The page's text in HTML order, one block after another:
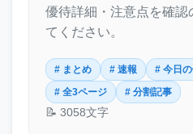
優待詳細・注意点を確認
てください。
# まとめ # 速報 # 今日
# 全3ページ # 分割記事
📝 3058文字